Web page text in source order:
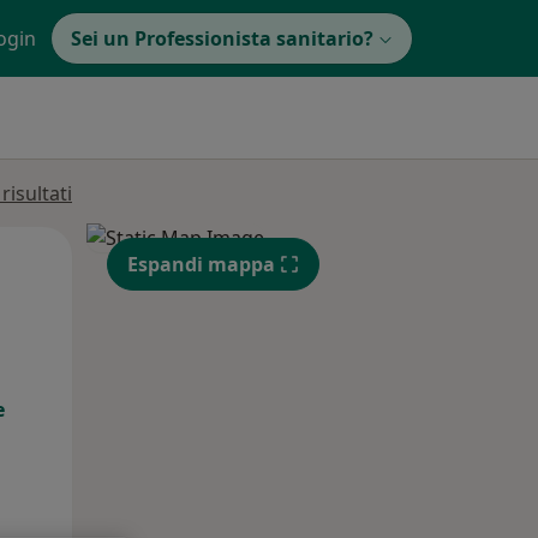
Sei un Professionista sanitario?
Mar, Mer,
12 Ago
Espandi mappa